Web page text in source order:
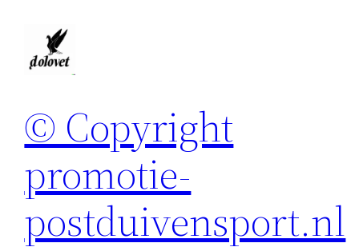
© Copyright
promotie-
postduivensport.nl